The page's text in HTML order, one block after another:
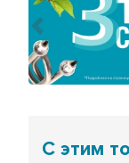
Предыдущий
С этим